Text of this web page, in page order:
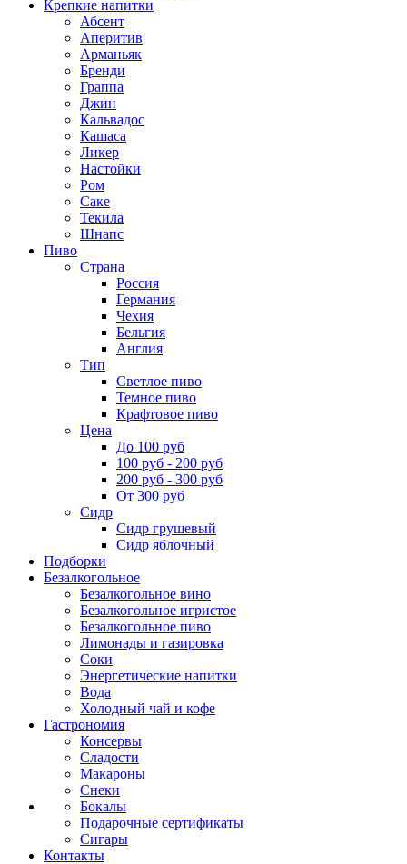
Крепкие напитки
Абсент
Аперитив
Арманьяк
Бренди
Граппа
Джин
Кальвадос
Кашаса
Ликер
Настойки
Ром
Саке
Текила
Шнапс
Пиво
Страна
Россия
Германия
Чехия
Бельгия
Англия
Тип
Светлое пиво
Темное пиво
Крафтовое пиво
Цена
До 100 руб
100 руб - 200 руб
200 руб - 300 руб
От 300 руб
Сидр
Сидр грушевый
Сидр яблочный
Подборки
Безалкогольное
Безалкогольное вино
Безалкогольное игристое
Безалкогольное пиво
Лимонады и газировка
Соки
Энергетические напитки
Вода
Холодный чай и кофе
Гастрономия
Консервы
Сладости
Макароны
Снеки
Бокалы
Подарочные сертификаты
Сигары
Контакты